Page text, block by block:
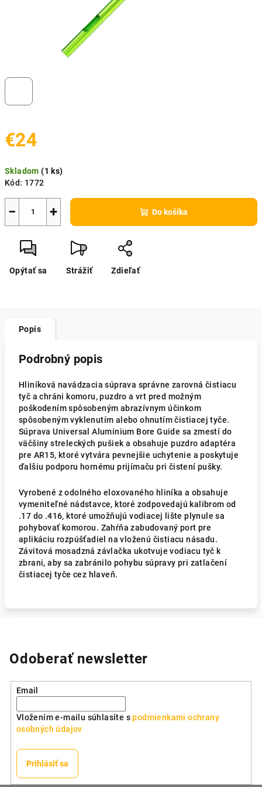
€24
cena:
Skladom(1 ks)
Kód: 1772
+
− Do košíka
Opýtať sa Strážiť Zdieľať
Popis
Podrobný popis
Hliníková navádzacia súprava správne zarovná čistiacu
tyč a chráni komoru, puzdro a vrt pred možným
poškodením spôsobeným abrazívnym účinkom
spôsobeným vyklenutím alebo ohnutím čistiacej tyče.
Súprava Universal Aluminium Bore Guide sa zmestí do
väčšiny streleckých pušiek a obsahuje puzdro adaptéra
pre AR15, ktoré vytvára pevnejšie uchytenie a poskytuje
ďalšiu podporu hornému prijímaču pri čistení pušky.
Vyrobené z odolného eloxovaného hliníka a obsahuje
vymeniteľné nádstavce, ktoré zodpovedajú kalibrom od
.17 do .416, ktoré umožňujú vodiacej lište plynule sa
pohybovať komorou. Zahŕňa zabudovaný port pre
aplikáciu rozpúšťadiel na vloženú čistiacu násadu.
Závitová mosadzná závlačka ukotvuje vodiacu tyč k
zbrani, aby sa zabránilo pohybu súpravy pri zatlačení
čistiacej tyče cez hlaveň.
Odoberať newsletter
Email
Vložením e-mailu súhlasíte spodmienkami ochrany
osobných údajov
Prihlásiť sa